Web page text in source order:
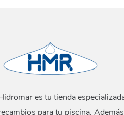
es tu tienda
para tu piscina.